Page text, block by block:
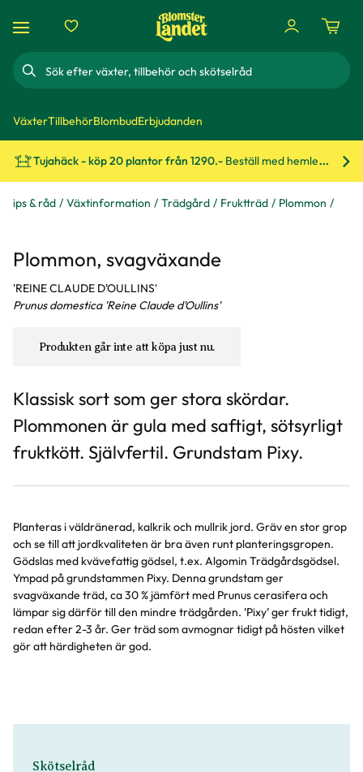
Sök
VäxterTillbehörBlombudErbjudanden
Tujahäck - köp 20 plantor från 1290.- Beställ med hemleverans!
Tips & råd Växtinformation Trädgård Fruktträd Plommon
Plommon, svagväxande
'REINE CLAUDE D'OULLINS'
Prunus domestica 'Reine Claude d'Oullins'
Produkten går inte att köpa just nu.
Klassisk sort som ger stora skördar.
Plommonen är gula med saftigt, sötsyrligt
fruktkött. Självfertil. Grundstam Pixy.
Planteras i väldränerad, kalkrik och mullrik jord. Gräv en stor grop
och se till att jordkvaliteten är bra även runt planteringsgropen.
Gödslas med kvävefattig gödsel, t.ex. Algomin Trädgårdsgödsel.
Ympad på grundstammen Pixy. Denna grundstam ger
svagväxande träd, ca 30 % jämfört med Prunus cerasifera och
lämpar sig därför till den mindre trädgården. ’Pixy’ ger frukt tidigt,
redan efter 2-3 år. Ger träd som avmognar tidigt på hösten vilket
gör att härdigheten är god.
Skötselråd